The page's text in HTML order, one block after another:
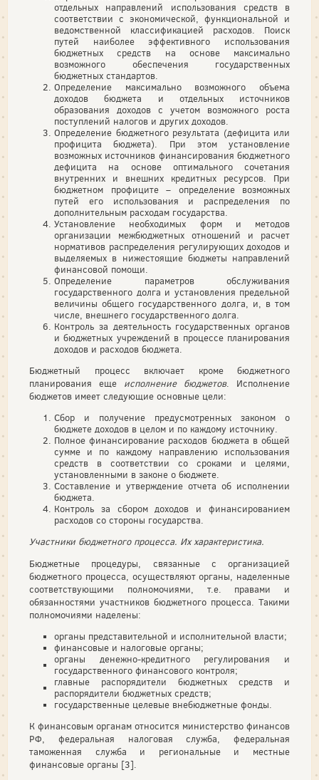
отдельных направлений использования средств в
соответствии с экономической, функциональной и
ведомственной классификацией расходов. Поиск
путей наиболее эффективного использования
бюджетных средств на основе максимально
возможного обеспечения государственных
бюджетных стандартов.
Определение максимально возможного объема
доходов бюджета и отдельных источников
образования доходов с учетом возможного роста
поступлений налогов и других доходов.
Определение бюджетного результата (дефицита или
профицита бюджета). При этом установление
возможных источников финансирования бюджетного
дефицита на основе оптимального сочетания
внутренних и внешних кредитных ресурсов. При
бюджетном профиците – определение возможных
путей его использования и распределения по
дополнительным расходам государства.
Установление необходимых форм и методов
организации межбюджетных отношений и расчет
нормативов распределения регулирующих доходов и
выделяемых в нижестоящие бюджеты направлений
финансовой помощи.
Определение параметров обслуживания
государственного долга и установления предельной
величины общего государственного долга, и, в том
числе, внешнего государственного долга.
Контроль за деятельность государственных органов
и бюджетных учреждений в процессе планирования
доходов и расходов бюджета.
Бюджетный процесс включает кроме бюджетного
планирования еще исполнение бюджетов. Исполнение
бюджетов имеет следующие основные цели:
Сбор и получение предусмотренных законом о
бюджете доходов в целом и по каждому источнику.
Полное финансирование расходов бюджета в общей
сумме и по каждому направлению использования
средств в соответствии со сроками и целями,
установленными в законе о бюджете.
Составление и утверждение отчета об исполнении
бюджета.
Контроль за сбором доходов и финансированием
расходов со стороны государства.
Участники бюджетного процесса. Их характеристика.
Бюджетные процедуры, связанные с организацией
бюджетного процесса, осуществляют органы, наделенные
соответствующими полномочиями, т.е. правами и
обязанностями участников бюджетного процесса. Такими
полномочиями наделены:
органы представительной и исполнительной власти;
финансовые и налоговые органы;
органы денежно-кредитного регулирования и
государственного финансового контроля;
главные распорядители бюджетных средств и
распорядители бюджетных средств;
государственные целевые внебюджетные фонды.
К финансовым органам относится министерство финансов
РФ, федеральная налоговая служба, федеральная
таможенная служба и региональные и местные
финансовые органы [3].